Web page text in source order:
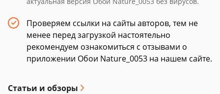
Проверяем ссылки на сайты авторов, тем не
менее перед загрузкой настоятельно
рекомендуем ознакомиться с отзывами о
приложении Обои Nature_0053 на нашем сайте.
Статьи и обзоры